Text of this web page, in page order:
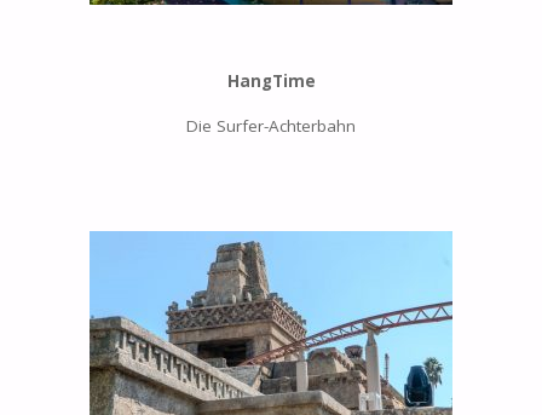
HangTime
Die Surfer-Achterbahn